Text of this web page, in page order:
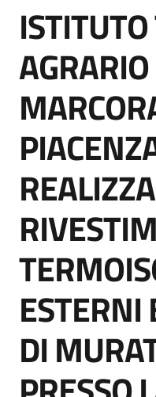
strumenti
di
Supporto
Piattaforme
telematiche
English
site
Salta al contenuto
ESTERNI
DI